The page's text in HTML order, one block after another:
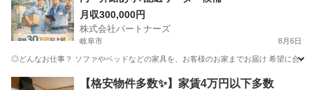
月収300,000円
株式会社パートナーズ
岐阜市 8月6日
◎どんなお仕事？ ソファやベッドなどの家具を、お客様のお家までお届け 希望に合
岐阜 岐阜市 配送 未経験
【格安物件多数✨】家賃4万円以下多数